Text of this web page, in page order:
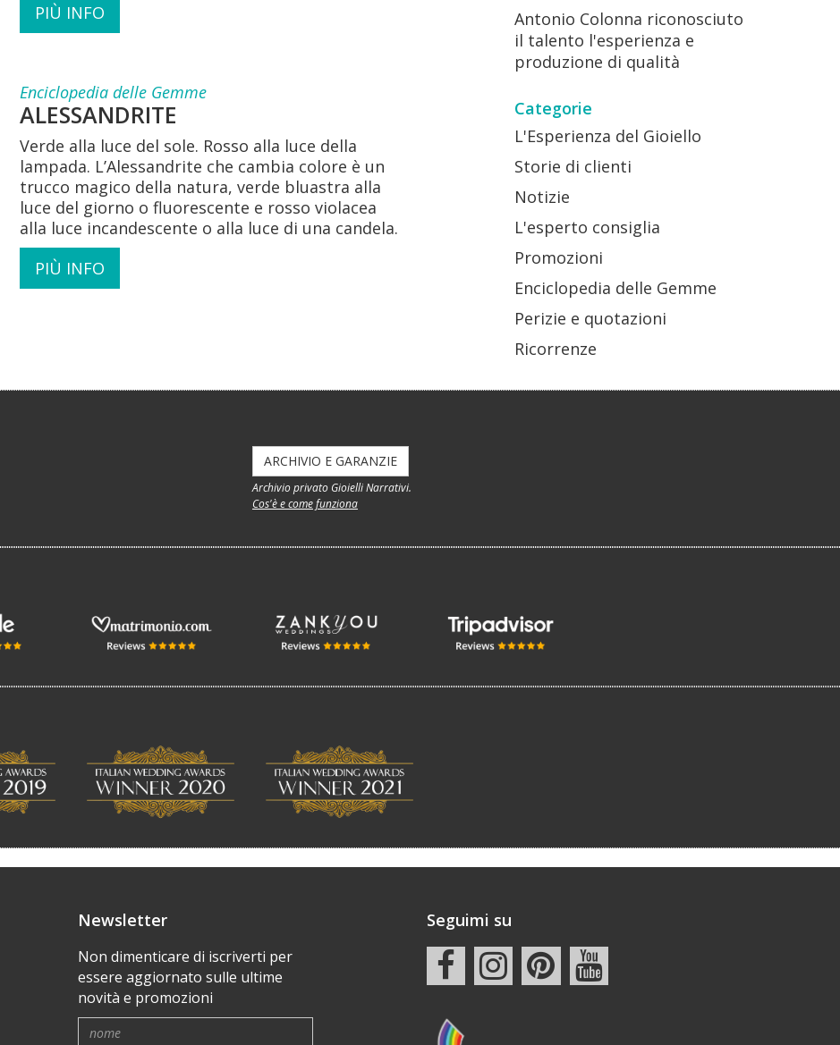
PIÙ INFO
Enciclopedia delle Gemme
ALESSANDRITE
Verde alla luce del sole. Rosso alla luce della
lampada. L’Alessandrite che cambia colore è un
trucco magico della natura, verde bluastra alla
luce del giorno o fluorescente e rosso violacea
alla luce incandescente o alla luce di una candela.
PIÙ INFO
Antonio Colonna riconosciuto
il talento l'esperienza e
produzione di qualità
Categorie
L'Esperienza del Gioiello
Storie di clienti
Notizie
L'esperto consiglia
Promozioni
Enciclopedia delle Gemme
Perizie e quotazioni
Ricorrenze
ARCHIVIO E GARANZIE
Archivio privato Gioielli Narrativi.
Cos'è e come funziona
Newsletter
Non dimenticare di iscriverti per
essere aggiornato sulle ultime
novità e promozioni
Seguimi su